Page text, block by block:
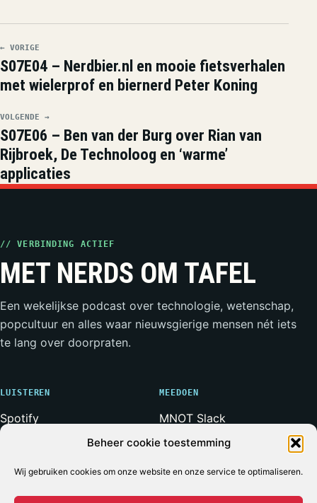
Beheer cookie toestemming
Wij gebruiken cookies om onze website en onze service te optimaliseren.
← VORIGE
S07E04 – Nerdbier.nl en mooie fietsverhalen
met wielerprof en biernerd Peter Koning
VOLGENDE →
S07E06 – Ben van der Burg over Rian van
Rijbroek, De Technoloog en ‘warme’
applicaties
// VERBINDING ACTIEF
MET NERDS OM TAFEL
Een wekelijkse podcast over technologie, wetenschap,
popcultuur en alles waar nieuwsgierige mensen nét iets
te lang over doorpraten.
LUISTEREN
Spotify
RSS-feed
MEEDOEN
MNOT Slack
Weerwolven Slack
Adverteren